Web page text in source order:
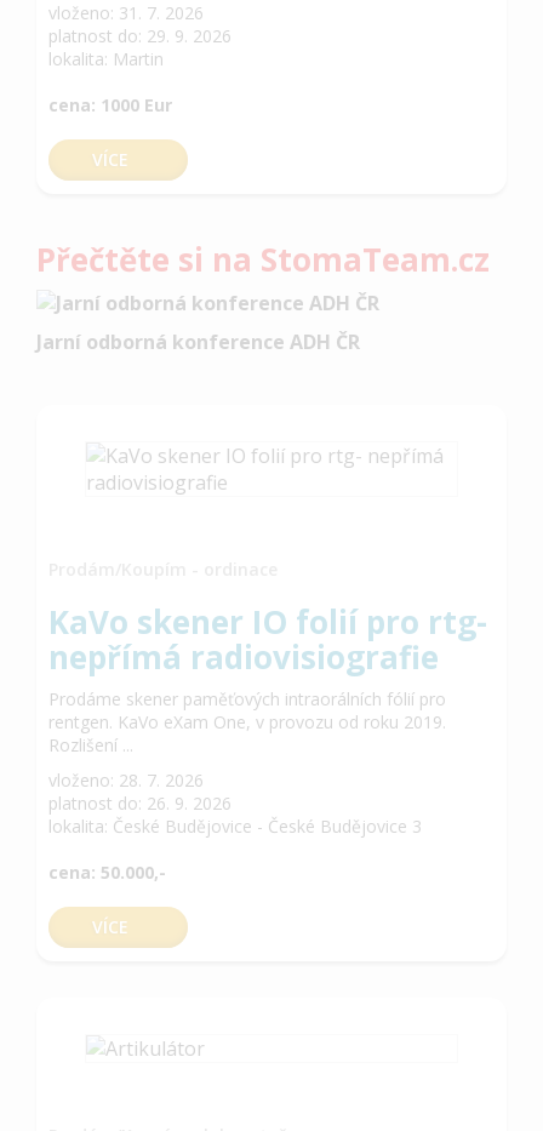
vloženo: 31. 7. 2026
platnost do: 29. 9. 2026
lokalita: Martin
cena: 1000 Eur
VÍCE
Přečtěte si na StomaTeam.cz
Jarní odborná konference ADH ČR
KaVo skener IO folií pro rtg-
nepřímá radiovisiografie
Prodáme skener paměťových intraorálních fólií pro
rentgen. KaVo eXam One, v provozu od roku 2019.
Rozlišení ...
vloženo: 28. 7. 2026
platnost do: 26. 9. 2026
lokalita: České Budějovice - České Budějovice 3
cena: 50.000,-
VÍCE